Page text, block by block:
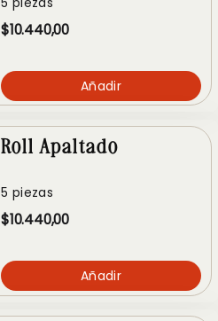
$10.440,00
Añadir
Roll Apaltado
5 piezas
$10.440,00
Añadir